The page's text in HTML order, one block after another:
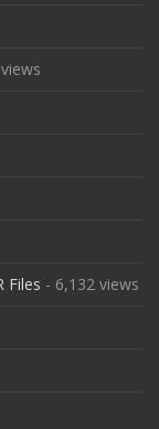
Files - 6,132 views